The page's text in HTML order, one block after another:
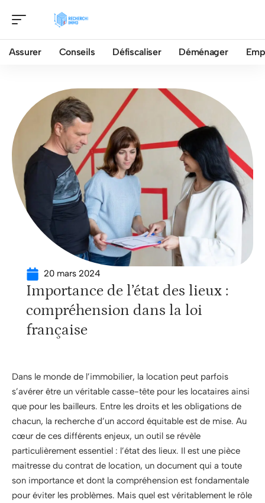
Assurer Conseils Défiscaliser Déménager
20 mars 2024
Importance de l’état des lieux :
compréhension dans la loi
française
Dans le monde de l’immobilier, la location peut parfois
s’avérer être un véritable casse-tête pour les locataires ainsi
que pour les bailleurs. Entre les droits et les obligations de
chacun, la recherche d’un accord équitable est de mise. Au
cœur de ces différents enjeux, un outil se révèle
particulièrement essentiel : l’état des lieux. Il est une pièce
maitresse du contrat de location, un document qui a toute
son importance et dont la compréhension est fondamentale
pour éviter les problèmes. Mais quel est véritablement le rôle